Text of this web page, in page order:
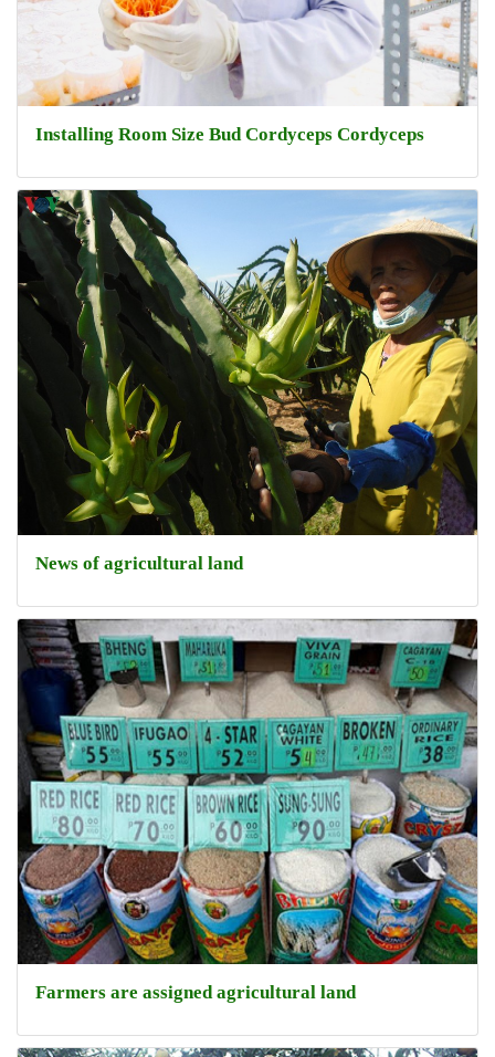
Installing Room Size Bud Cordyceps Cordyceps
News of agricultural land
Farmers are assigned agricultural land